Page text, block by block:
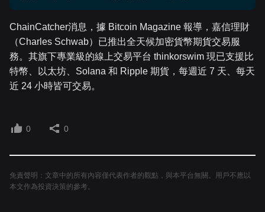
ChainCatcher消息，據 Bitcoin Magazine 報導，嘉信理財
（Charles Schwab）已推出全天候加密貨幣期貨交易服
務。其旗下專業級的線上交易平台 thinkorswim 現已支援比
特幣、以太坊、Solana 和 Ripple 期貨，每週近 7 天、每天
近 24 小時皆可交易。
0 0
免責聲明：文章中的所有內容僅代表作者的觀點，與本平台無關。用戶不應以
本文作為投資決策的參考。